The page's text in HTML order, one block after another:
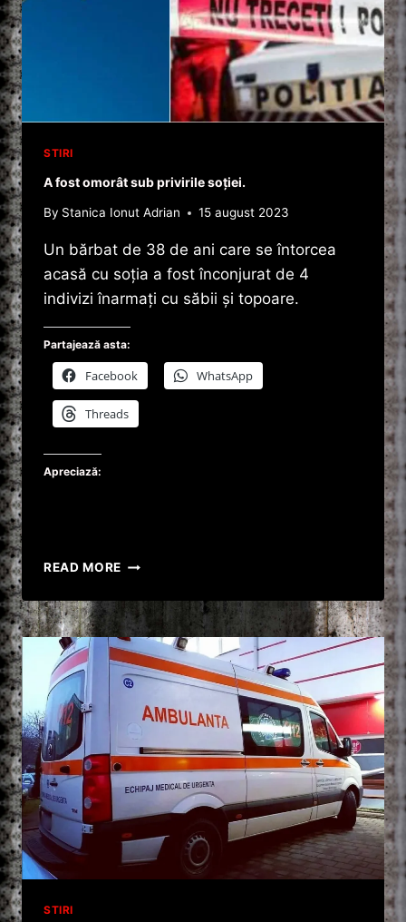
ARUNCAT
TRENULUI.
STIRI
A fost omorât sub privirile soției.
By Stanica Ionut Adrian 15 august 2023
Un bărbat de 38 de ani care se întorcea
acasă cu soția a fost înconjurat de 4
indivizi înarmați cu săbii și topoare.
Partajează asta:
Facebook WhatsApp
Threads
Apreciază:
READ MORE A
OMORÂT
SUB
PRIVIRILE
SOȚIEI.
STIRI